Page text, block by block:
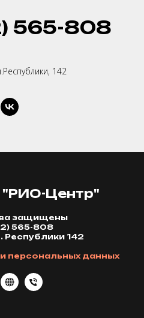
565-808
142
Центр"
защищены
565-808
Республики 142
персональных данных